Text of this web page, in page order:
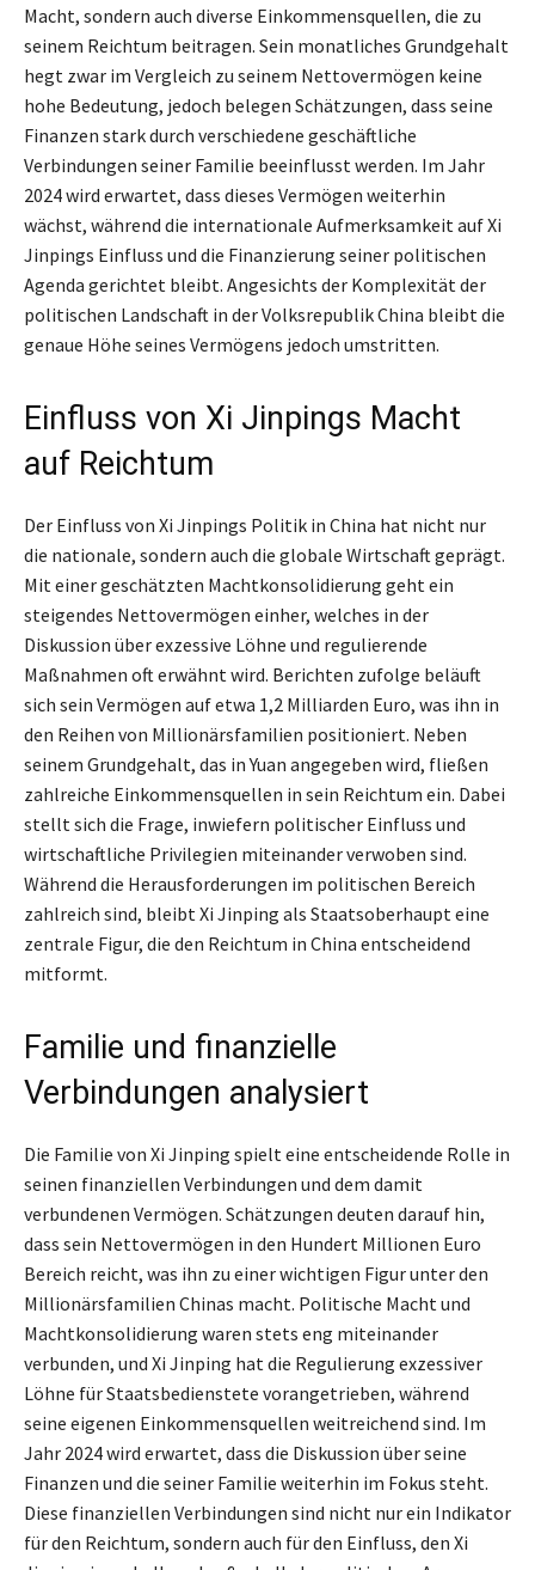
Macht, sondern auch diverse Einkommensquellen, die zu
seinem Reichtum beitragen. Sein monatliches Grundgehalt
hegt zwar im Vergleich zu seinem Nettovermögen keine
hohe Bedeutung, jedoch belegen Schätzungen, dass seine
Finanzen stark durch verschiedene geschäftliche
Verbindungen seiner Familie beeinflusst werden. Im Jahr
2024 wird erwartet, dass dieses Vermögen weiterhin
wächst, während die internationale Aufmerksamkeit auf Xi
Jinpings Einfluss und die Finanzierung seiner politischen
Agenda gerichtet bleibt. Angesichts der Komplexität der
politischen Landschaft in der Volksrepublik China bleibt die
genaue Höhe seines Vermögens jedoch umstritten.
Einfluss von Xi Jinpings Macht
auf Reichtum
Der Einfluss von Xi Jinpings Politik in China hat nicht nur
die nationale, sondern auch die globale Wirtschaft geprägt.
Mit einer geschätzten Machtkonsolidierung geht ein
steigendes Nettovermögen einher, welches in der
Diskussion über exzessive Löhne und regulierende
Maßnahmen oft erwähnt wird. Berichten zufolge beläuft
sich sein Vermögen auf etwa 1,2 Milliarden Euro, was ihn in
den Reihen von Millionärsfamilien positioniert. Neben
seinem Grundgehalt, das in Yuan angegeben wird, fließen
zahlreiche Einkommensquellen in sein Reichtum ein. Dabei
stellt sich die Frage, inwiefern politischer Einfluss und
wirtschaftliche Privilegien miteinander verwoben sind.
Während die Herausforderungen im politischen Bereich
zahlreich sind, bleibt Xi Jinping als Staatsoberhaupt eine
zentrale Figur, die den Reichtum in China entscheidend
mitformt.
Familie und finanzielle
Verbindungen analysiert
Die Familie von Xi Jinping spielt eine entscheidende Rolle in
seinen finanziellen Verbindungen und dem damit
verbundenen Vermögen. Schätzungen deuten darauf hin,
dass sein Nettovermögen in den Hundert Millionen Euro
Bereich reicht, was ihn zu einer wichtigen Figur unter den
Millionärsfamilien Chinas macht. Politische Macht und
Machtkonsolidierung waren stets eng miteinander
verbunden, und Xi Jinping hat die Regulierung exzessiver
Löhne für Staatsbedienstete vorangetrieben, während
seine eigenen Einkommensquellen weitreichend sind. Im
Jahr 2024 wird erwartet, dass die Diskussion über seine
Finanzen und die seiner Familie weiterhin im Fokus steht.
Diese finanziellen Verbindungen sind nicht nur ein Indikator
für den Reichtum, sondern auch für den Einfluss, den Xi